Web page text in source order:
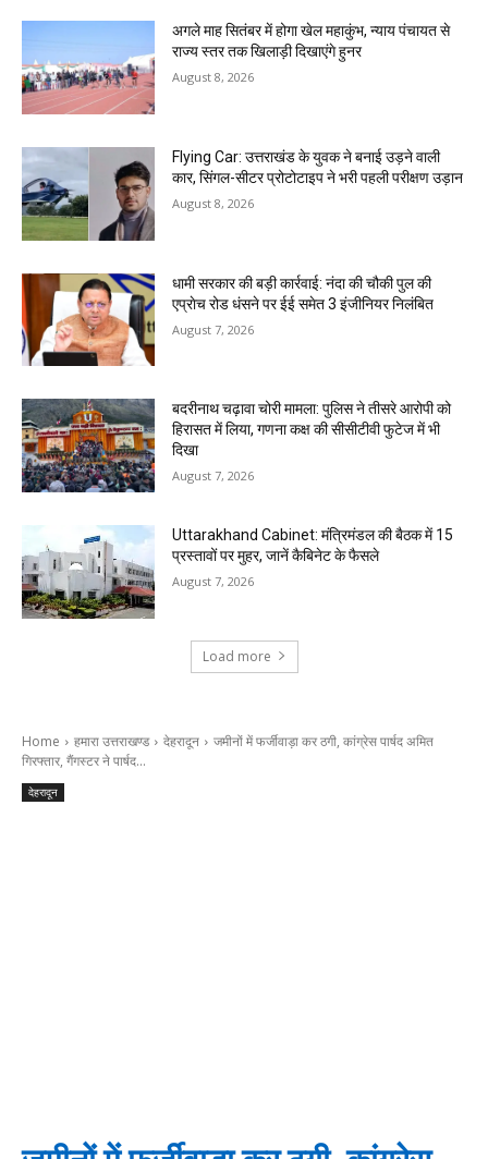
अगले माह सितंबर में होगा खेल महाकुंभ, न्याय पंचायत से
राज्य स्तर तक खिलाड़ी दिखाएंगे हुनर
August 8, 2026
Flying Car: उत्तराखंड के युवक ने बनाई उड़ने वाली
कार, सिंगल-सीटर प्रोटोटाइप ने भरी पहली परीक्षण उड़ान
August 8, 2026
धामी सरकार की बड़ी कार्रवाई: नंदा की चौकी पुल की
एप्राेच रोड धंसने पर ईई समेत 3 इंजीनियर निलंबित
August 7, 2026
बदरीनाथ चढ़ावा चोरी मामला: पुलिस ने तीसरे आरोपी को
हिरासत में लिया, गणना कक्ष की सीसीटीवी फुटेज में भी
दिखा
August 7, 2026
Uttarakhand Cabinet: मंत्रिमंडल की बैठक में 15
प्रस्तावों पर मुहर, जानें कैबिनेट के फैसले
August 7, 2026
Load more